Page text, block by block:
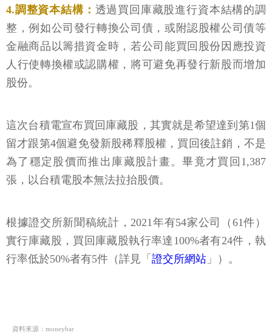
4.調整資本結構： 透過買回庫藏股進行資本結構的調
整，例如公司發行轉換公司債，或附認股權公司債等
金融商品以籌措資金時，若公司能買回股份因應投資
人行使轉換權或認購權，將可避免再發行新股而增加
股份。
這次台積電宣布買回庫藏股，其實就是希望達到第1個
留才跟第4個避免發新股稀釋股權，買回後註銷，不是
為了穩定股價而推出庫藏股計畫。畢竟才買回1,387
張，以台積電股本無法拉抬股價。
根據證交所新聞稿統計，2021年有54家公司（61件）
實行庫藏股，買回庫藏股執行率達100%者有24件，執
行率低於50%者有5件（詳見「 證交所網站 」）。
資料來源：moneybar